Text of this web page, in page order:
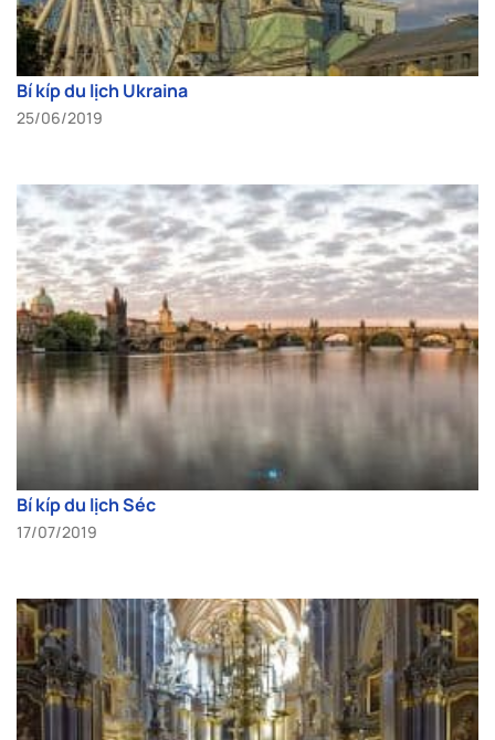
Bí kíp du lịch Ukraina
25/06/2019
Bí kíp du lịch Séc
17/07/2019